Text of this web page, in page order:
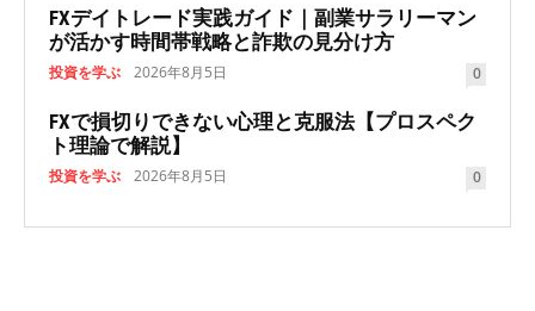
FXデイトレード実践ガイド｜副業サラリーマン
が活かす時間帯戦略と詐欺の見分け方
投資を学ぶ 2026年8月5日 0
FXで損切りできない心理と克服法【プロスペク
ト理論で解説】
投資を学ぶ 2026年8月5日 0